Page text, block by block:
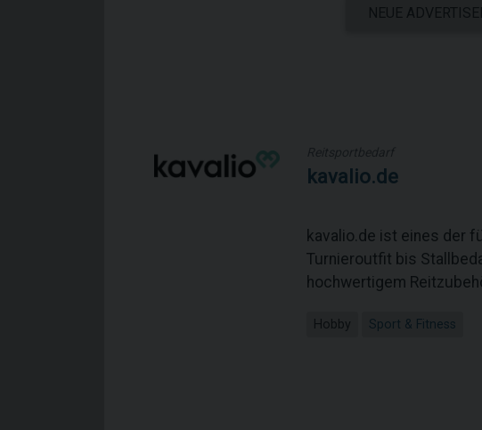
NEUE
kavalio.de
kavalio.de ist eines der
Turnieroutfit bis
hochwertigem
Hobby Sport & Fitness